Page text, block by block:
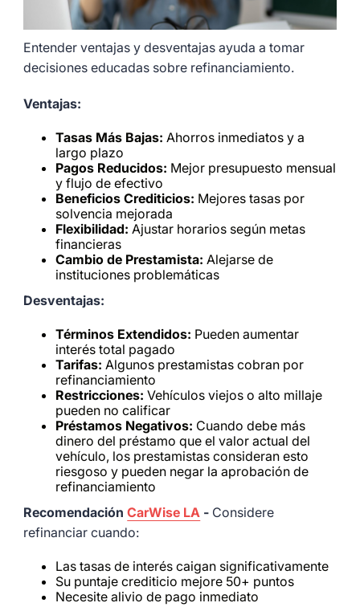
Entender ventajas y desventajas ayuda a tomar
decisiones educadas sobre refinanciamiento.
Ventajas:
Tasas Más Bajas: Ahorros inmediatos y a
largo plazo
Pagos Reducidos: Mejor presupuesto mensual
y flujo de efectivo
Beneficios Crediticios: Mejores tasas por
solvencia mejorada
Flexibilidad: Ajustar horarios según metas
financieras
Cambio de Prestamista: Alejarse de
instituciones problemáticas
Desventajas:
Términos Extendidos: Pueden aumentar
interés total pagado
Tarifas: Algunos prestamistas cobran por
refinanciamiento
Restricciones: Vehículos viejos o alto millaje
pueden no calificar
Préstamos Negativos: Cuando debe más
dinero del préstamo que el valor actual del
vehículo, los prestamistas consideran esto
riesgoso y pueden negar la aprobación de
refinanciamiento
RecomendaciónCarWise LA - Considere
refinanciar cuando:
Las tasas de interés caigan significativamente
Su puntaje crediticio mejore 50+ puntos
Necesite alivio de pago inmediato